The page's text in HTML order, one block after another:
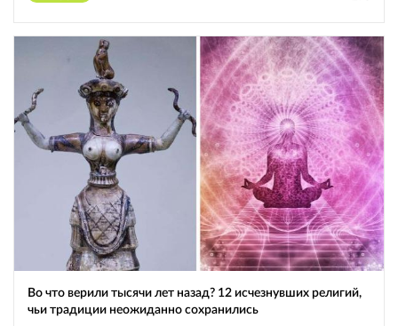
Во что верили тысячи лет назад? 12 исчезнувших религий,
чьи традиции неожиданно сохранились